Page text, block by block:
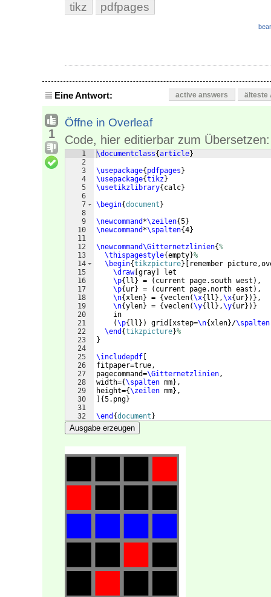
tikz pdfpages
Eine Antwort: active answers älteste
1
Öffne in Overleaf
Code, hier editierbar zum Übersetzen:
1
2
3
4
5
6
7
8
9
10
11
12
13
14
15
16
17
18
19
20
21
22
23
24
25
26
27
28
29
30
31
32
\documentclass{article}
\usepackage{ pdfpages }
\usepackage{tikz}
\usetikzlibrary{ calc}
\begin{document }
\newcommand *\zeilen{5}
\newcommand *\spalten{4}
\newcommand\Gitternetzlinien{%
\thispagestyle{empty}%
\begin{tikzpicture}
remember
\draw[ gray
let
\p{ ll } = ( current page.south west ) ,
\p{ ur} = ( current page.north east ) ,
\n{xlen} = {veclen(\x{ ll } ,\x{ ur})} ,
\n{ylen} = {veclen(\y{ ll } ,\y{ ur})}
    in
(\p{ ll }) grid xstep=\n{xlen}/\spalten
\end {tikzpicture}%
}
\includepdf
fitpaper=true,
pagecommand=\Gitternetzlinien,
width={\spalten mm} ,
height={\zeilen mm} ,
{5.png}
\end {document }
Ausgabe erzeugen